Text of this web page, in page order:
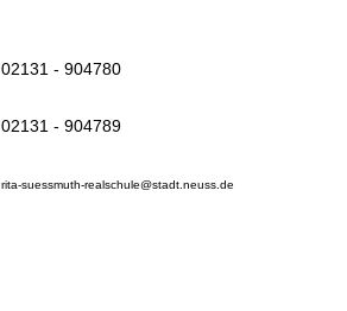
02131 - 904780
02131 - 904789
rita-suessmuth-realschule@stadt.neuss.de